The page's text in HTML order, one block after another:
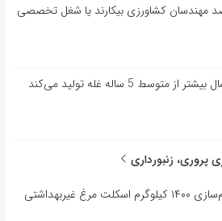
|65 درصد مهندسان کشاورزی بیکارند یا شغل تخصصی
متوسط 5 ساله غله تولید می‌کند
پروری، زنبورداری
کشف و معدوم‌سازی ۱۴۰۰ کیلوگرم اسکلت مرغ غیربهداشتی